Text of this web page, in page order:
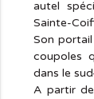
autel
Sainte-
Son
coupoles
dans le
A partir